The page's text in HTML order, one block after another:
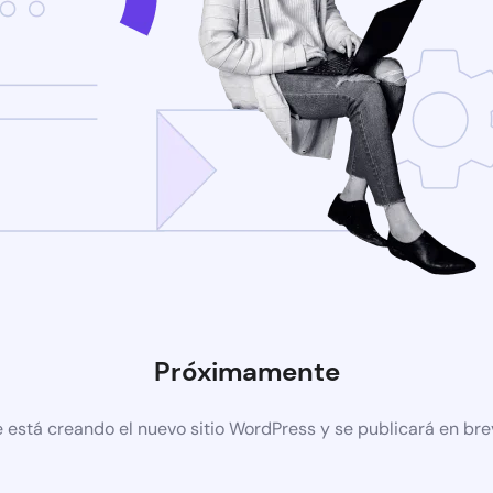
Próximamente
está creando el nuevo sitio WordPress y se publicará en